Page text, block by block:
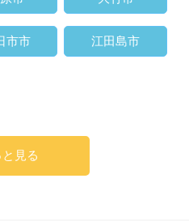
市市 江田島市
と見る